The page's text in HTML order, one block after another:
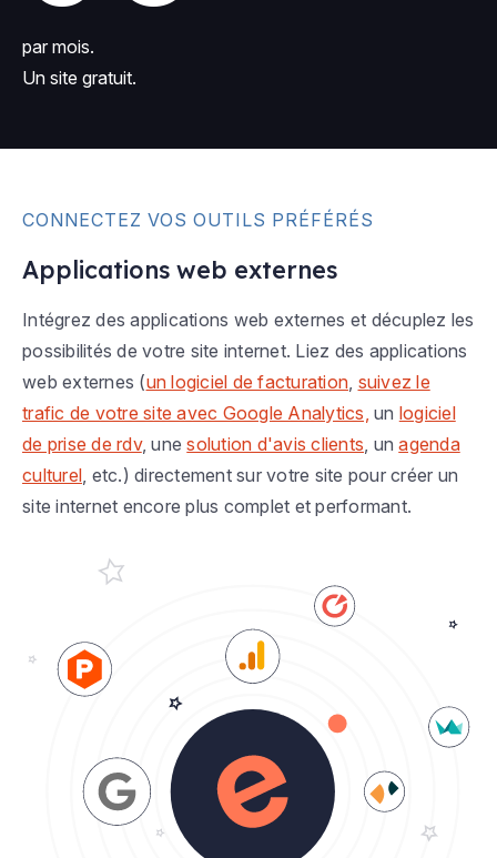
par mois.
Un site gratuit.
CONNECTEZ VOS OUTILS PRÉFÉRÉS
Applications web externes
Intégrez des applications web externes et décuplez les
possibilités de votre site internet. Liez des applications
web externes (un logiciel de facturation, suivez le
trafic de votre site avec Google Analytics, un logiciel
de prise de rdv, unesolution d'avis clients, unagenda
culturel, etc.) directement sur votre site pour créer un
site internet encore plus complet et performant.